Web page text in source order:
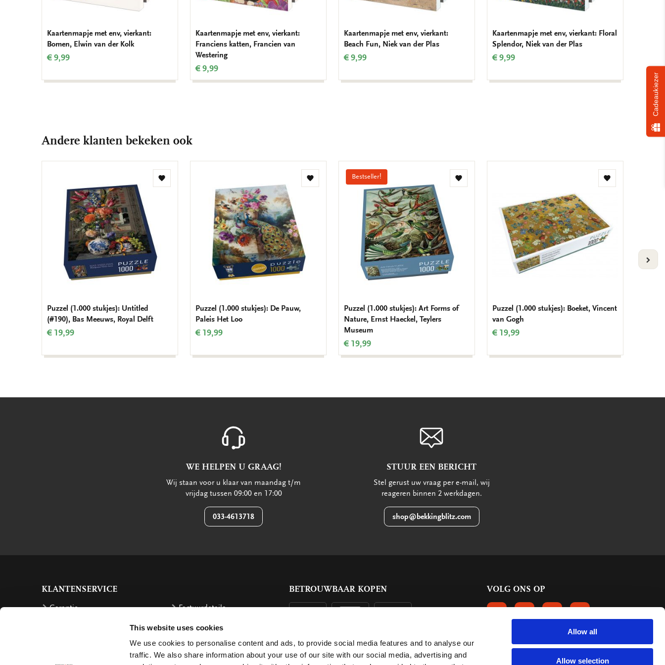
This website uses cookies
We use cookies to personalise content and ads, to provide social media features and to analyse our
traffic. We also share information about your use of our site with our social media, advertising and
Allow all
Allow selection
Kaartenmapje met env, vierkant:
Bomen, Elwin van der Kolk
€ 9,99
Kaartenmapje met env, vierkant:
Franciens katten, Francien van
Westering
€ 9,99
Kaartenmapje met env, vierkant:
Beach Fun, Niek van der Plas
€ 9,99
Kaartenmapje met env, vierkant: Floral
Splendor, Niek van der Plas
€ 9,99
Andere klanten bekeken ook
Toevoegen
Puzzel (1.000 stukjes): Untitled
(#190), Bas Meeuws, Royal Delft
€ 19,99
Toevoegen
Puzzel (1.000 stukjes): De Pauw,
Paleis Het Loo
€ 19,99
Bestseller!
Toevoegen
Puzzel (1.000 stukjes): Art Forms of
Nature, Ernst Haeckel, Teylers
Museum
€ 19,99
Toevoegen
Puzzel (1.000 stukjes): Boeket, Vincent
van Gogh
€ 19,99
WE HELPEN U GRAAG!
Wij staan voor u klaar van maandag t/m
vrijdag tussen 09:00 en 17:00
033-4613718
STUUR EEN BERICHT
Stel gerust uw vraag per e-mail, wij
reageren binnen 2 werkdagen.
shop@bekkingblitz.com
KLANTENSERVICE
Garantie
Factuurdetails
Terugbetaling
Klachten
Annuleren
BETROUWBAAR KOPEN VOLG ONS OP
VOLGS ONS OP FACEBOOK
VOLG ONS OP INSTAGRAM
VOLG ONS OP LINKEDIN
VOLG ONS OP
KLANTBEOORDELINGEN
Cadeaukiezer